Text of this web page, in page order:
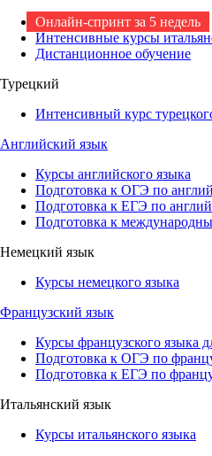
Онлайн-спринт за 5 недель
Интенсивные курсы
Дистанционное обучение
Турецкий
Интенсивный курс
Английский язык
Курсы английского языка
Подготовка к ОГЭ по
Подготовка к ЕГЭ по
Подготовка к
Немецкий язык
Курсы немецкого языка
Французский язык
Курсы французского языка
Подготовка к ОГЭ по
Подготовка к ЕГЭ по
Итальянский язык
Курсы итальянского языка